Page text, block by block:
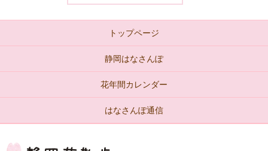
トップページ
静岡はなさんぽ
花年間カレンダー
はなさんぽ通信